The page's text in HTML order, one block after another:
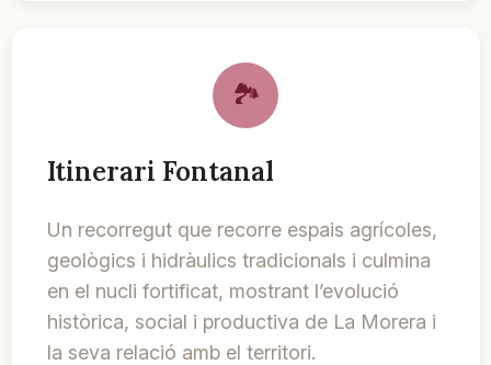
Itinerari Fontanal
Un recorregut que recorre espais agrícoles,
geològics i hidràulics tradicionals i culmina
en el nucli fortificat, mostrant l’evolució
històrica, social i productiva de La Morera i
la seva relació amb el territori.